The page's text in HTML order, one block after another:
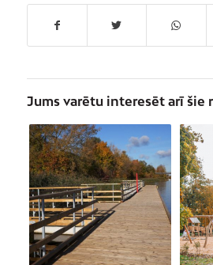
Jums varētu interesēt arī šie